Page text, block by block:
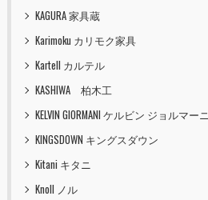
KAGURA 家具蔵
Karimoku カリモク家具
Kartell カルテル
KASHIWA 柏木工
KELVIN GIORMANI ケルビン ジョルマーニ
KINGSDOWN キングスダウン
Kitani キタニ
Knoll ノル